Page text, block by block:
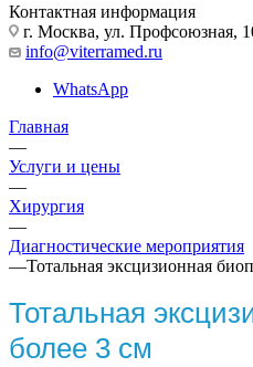
Контактная информация
г. Москва, ул. Профсоюзная,
info@viterramed.ru
WhatsApp
Главная
—
Услуги и цены
—
Хирургия
—
Диагностические мероприятия
—Тотальная эксцизионная
Тотальная
более 3 см